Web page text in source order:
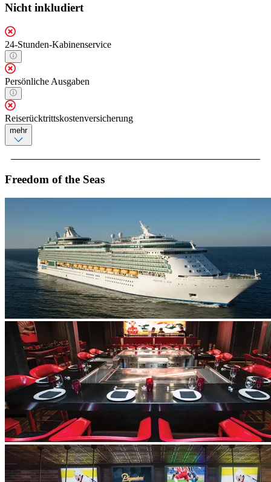
Nicht inkludiert
24-Stunden-Kabinenservice
Persönliche Ausgaben
Reiserücktrittskostenversicherung
mehr
Freedom of the Seas